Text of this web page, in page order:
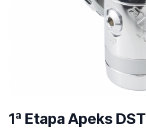
1ª Etapa Apeks DST